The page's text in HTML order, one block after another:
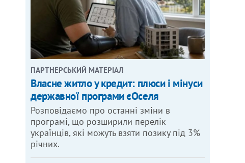
ПАРТНЕРСЬКИЙ МАТЕРІАЛ
Власне житло у кредит: плюси і мінуси
державної програми єОселя
Розповідаємо про останні зміни в
програмі, що розширили перелік
українців, які можуть взяти позику під 3%
річних.